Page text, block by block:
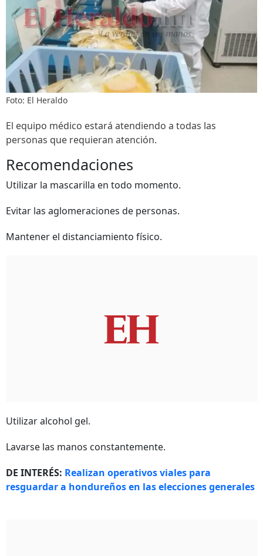
Foto: El Heraldo
El equipo médico estará atendiendo a todas las
personas que requieran atención.
Recomendaciones
Utilizar la mascarilla en todo momento.
Evitar las aglomeraciones de personas.
Mantener el distanciamiento físico.
Utilizar alcohol gel.
Lavarse las manos constantemente.
DE INTERÉS: Realizan operativos viales para
resguardar a hondureños en las elecciones generales